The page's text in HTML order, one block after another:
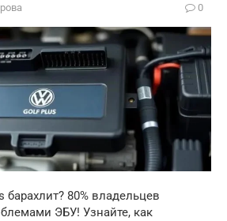
0
барахлит? 80% владельцев
ЭБУ! Узнайте, как